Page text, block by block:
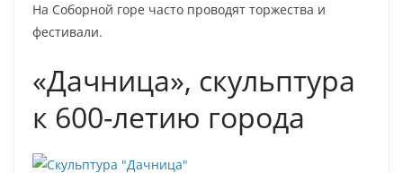
На Соборной горе часто проводят торжества и
фестивали.
«Дачница», скульптура
к 600-летию города